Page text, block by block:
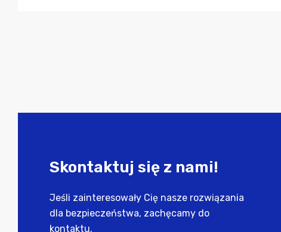
Skontaktuj się z nami!
Jeśli zainteresowały Cię nasze rozwiązania
dla bezpieczeństwa, zachęcamy do
kontaktu.